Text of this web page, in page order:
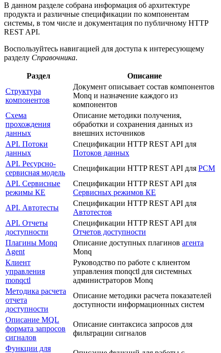
В данном разделе собрана информация об архитектуре
продукта и различные спецификации по компонентам
системы, в том числе и документация по публичному HTTP
REST API.
Воспользуйтесь навигацией для доступа к интересующему
разделу Справочника.
Раздел
Описание
Структура
компонентов
Документ описывает состав компонентов
Monq и назначение каждого из
компонентов
Схема
прохождения
данных
Описание методики получения,
обработки и сохранения данных из
внешних источников
API. Потоки
данных
Спецификации HTTP REST API для
Потоков данных
API. Ресурсно-
сервисная модель
Спецификации HTTP REST API для РСМ
API. Сервисные
режимы КЕ
Спецификации HTTP REST API для
Сервисных режимов КЕ
API. Автотесты
Спецификации HTTP REST API для
Автотестов
API. Отчеты
доступности
Спецификации HTTP REST API для
Отчетов доступности
Плагины Monq
Agent
Описание доступных плагинов агента
Monq
Клиент
управления
monqctl
Руководство по работе с клиентом
управления monqctl для системных
администраторов Monq
Методика расчета
отчета
доступности
Описание методики расчета показателей
доступности информационных систем
Описание MQL
формата запросов
сигналов
Описание синтаксиса запросов для
фильтрации сигналов
Функции для